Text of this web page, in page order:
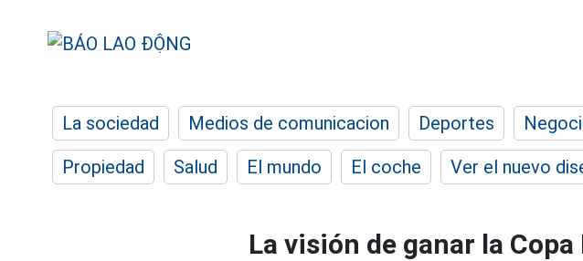
La sociedad Medios de comunicacion Deportes
Propiedad
Salud El mundo El coche Ver el nuevo
La visión de ganar la